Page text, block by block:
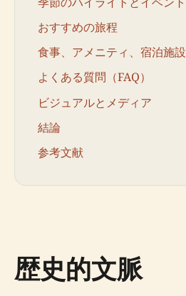
おすすめの旅程
食事、アメニティ、宿泊施設
よくある質問（FAQ）
ビジュアルとメディア
結論
参考文献
歴史的文脈